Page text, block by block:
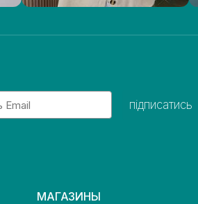
підписатись
МАГАЗИНЫ